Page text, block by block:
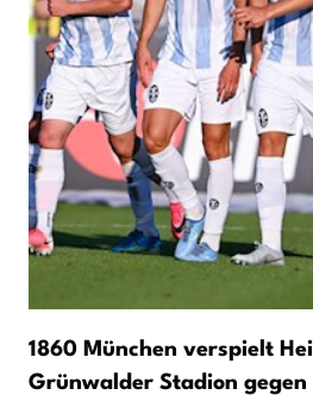
1860 München verspielt
Grünwalder Stadion gegen